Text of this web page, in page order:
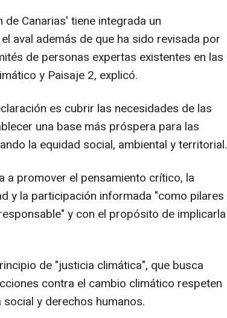
Canarias' tiene integrada un
aval además de que ha sido revisada por
de personas expertas existentes en las
y Paisaje 2, explicó.
es cubrir las necesidades de las
una base más próspera para las
la equidad social, ambiental y territorial.
a promover el pensamiento crítico, la
y la participación informada "como pilares
y con el propósito de implicarla
de "justicia climática", que busca
contra el cambio climático respeten
y derechos humanos.